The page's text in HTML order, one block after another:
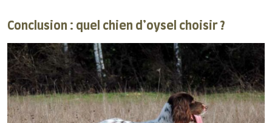
Conclusion : quel chien d’oysel choisir ?